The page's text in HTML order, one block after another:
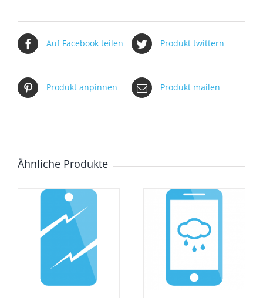
Auf Facebook teilen Produkt twittern
Produkt anpinnen Produkt mailen
Ähnliche Produkte